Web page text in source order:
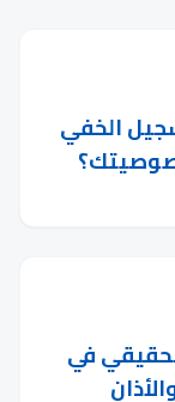
الخفي
الحقيقي في